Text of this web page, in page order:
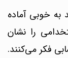
به خوبی آماده
را نشان
فکر می‌کنند.